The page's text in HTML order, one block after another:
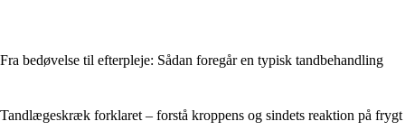
Fra bedøvelse til efterpleje: Sådan foregår en typisk tandbehandling
Tandlægeskræk forklaret – forstå kroppens og sindets reaktion på frygt